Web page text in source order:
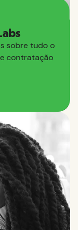
sobre tudo o
contratação